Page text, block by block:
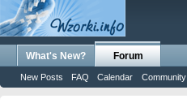
What's New? Forum
New Posts FAQ Calendar Community